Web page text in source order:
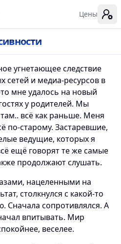
Цены
угнетающее следствие
сетей и медиа-ресурсов в
мне удалось на новый
у родителей. Мы
всё как раньше. Меня
по-старому. Застаревшие,
ведущие, которых я
ещё говорят те же самые
продолжают слушать.
нацеленными на
столкнулся с какой-то
Сначала сопротивлялся. А
впитывать. Мир
веселее.